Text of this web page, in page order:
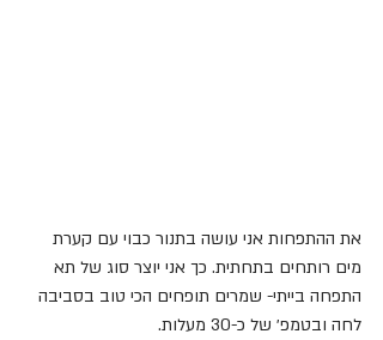
את ההתפחות אני עושה בתנור כבוי עם קערת
מים רותחים בתחתית. כך אני יוצר סוג של תא
התפחה בייתי- שמרים תופחים הכי טוב בסביבה
לחה ובטמפ׳ של כ-30 מעלות.